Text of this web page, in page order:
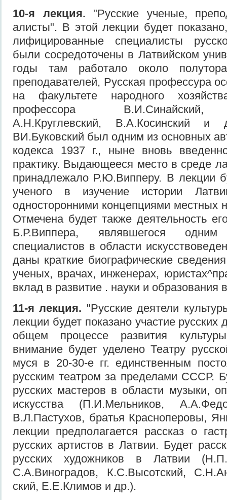
10-я лекция. "Русские ученые,
алисты". В этой лекции будет
лифицированные специалисты
были сосредоточены в Латвийском
годы там работало около
преподавате­лей, Русская профессура
на факультете народного
профессора В.И.Синай­ский,
А.Н.Круглевский, В.А.Косинский
ВИ.Буковский был одним из основных
кодекса 1937 г., ныне вновь
практику. Выдающееся место в среде
принадлежало Р.Ю.Випперу. В лекции
ученого в изучение истории
односторонними концепциями местных
Отмечена будет также деятельность
Б.Р.Виппера, являвшегося
специалистов в области
даны краткие биографические
ученых, врачах, инженерах,
вклад в развитие . науки и образования
11-я лекция. "Русские деятели
лекции будет показано участие русских
общем процессе развития
внимание будет уделено Театру
муся в 20-30-е гг. единственным
русским театром за пределами СССР.
русских мастеров в области музыки,
искусства (П.И.Мельников,
В.Л.Пастухов, братья Красноперовы,
лекции предполагается рассказ о
русских артистов в Латвии. Будет
русских художников в Латвии
С.А.Виноградов, К.С.Высотский,
ский, Е.Е.Климов и др.).